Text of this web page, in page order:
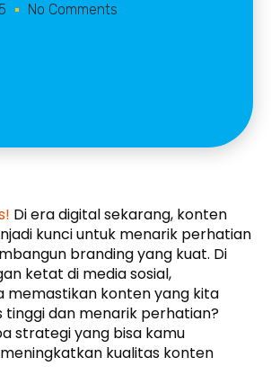
No Comments
Di era digital sekarang, konten
kunci untuk menarik perhatian
branding yang kuat. Di
ketat di media sosial,
memastikan konten yang kita
tinggi dan menarik perhatian?
strategi yang bisa kamu
kualitas konten